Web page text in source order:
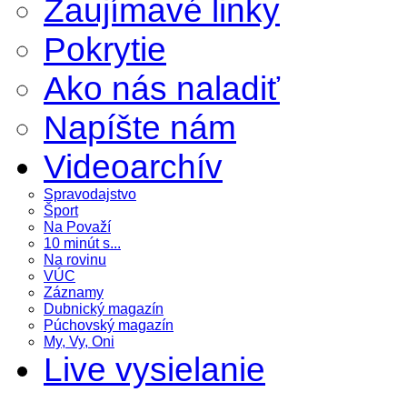
Zaujímavé linky
Pokrytie
Ako nás naladiť
Napíšte nám
Videoarchív
Spravodajstvo
Šport
Na Považí
10 minút s...
Na rovinu
VÚC
Záznamy
Dubnický magazín
Púchovský magazín
My, Vy, Oni
Live vysielanie